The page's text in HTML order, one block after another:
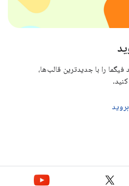
را با جدیدترین قالب‌ها،